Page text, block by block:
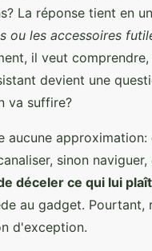
La réponse tient en
ou les accessoires
il veut comprendre,
devient une
va suffire?
aucune
sinon
déceler ce qui lui
au gadget. Pourtant,
d'exception.